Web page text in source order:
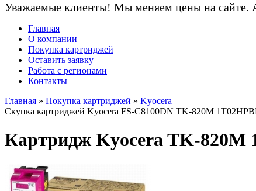
Уважаемые клиенты! Мы меняем цены на сайте.
Главная
О компании
Покупка картриджей
Оставить заявку
Работа с регионами
Контакты
Главная » Покупка картриджей » Kyocera
Скупка картриджей Kyocera FS-C8100DN TK-820M
Картридж Kyocera TK-820M